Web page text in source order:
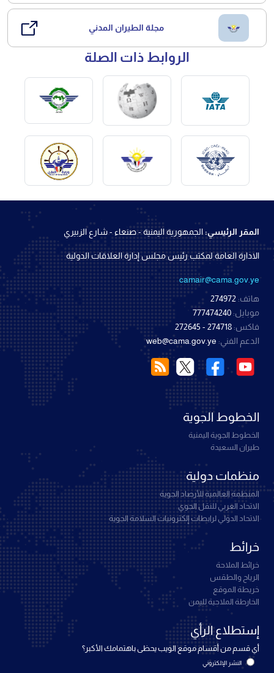
مجلة الطيران المدني
الروابط ذات الصلة
المقر الرئيسي:الجمهورية اليمنية - صنعاء - شارع الزبيري
الادارة العامة لمكتب رئيس مجلس إدارة العلاقات الدولية
camair@cama.gov.ye
هاتف: 274972
موبايل: 777474240
فاكس: 274718 - 272645
الدعم الفني: web@cama.gov.ye
الخطوط الجوية
الخطوط الجوية اليمنية
طيران السعيدة
منظمات دولية
المنظمة العالمية للأرصاد الجوية
الاتحاد العربي للنقل الجوي
الاتحاد الدولي لرابطات إلكترونيات السلامة الجوية
خرائط
خرائط الملاحة
الرياح والطقس
خريطة الموقع
الخارطة الملاحية لليمن
إستطلاع الرأي
أي قسم من أقسام موقع الويب يحظى باهتمامك الأكبر؟
النشر الإلكتروني